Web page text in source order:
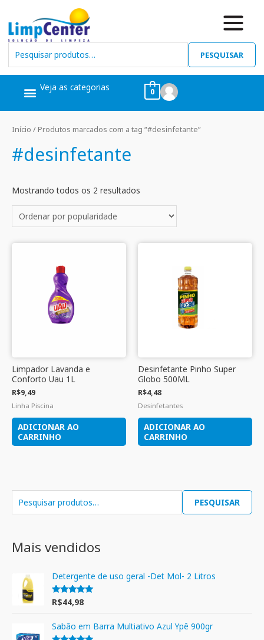
PESQUISAR
Veja as categorias 0
PESQUISAR
Mais vendidos
Detergente de uso geral -Det Mol- 2 Litros
Avaliação
5.00
de 5
R$44,98
Sabão em Barra Multiativo Azul Ypê 900gr
Início / Produtos marcados com a tag “#desinfetante”
#desinfetante
Mostrando todos os 2 resultados
Limpador Lavanda e
Conforto Uau 1L
R$9,49
Linha Piscina
ADICIONAR AO
CARRINHO
Desinfetante Pinho Super
Globo 500ML
R$4,48
Desinfetantes
ADICIONAR AO
CARRINHO